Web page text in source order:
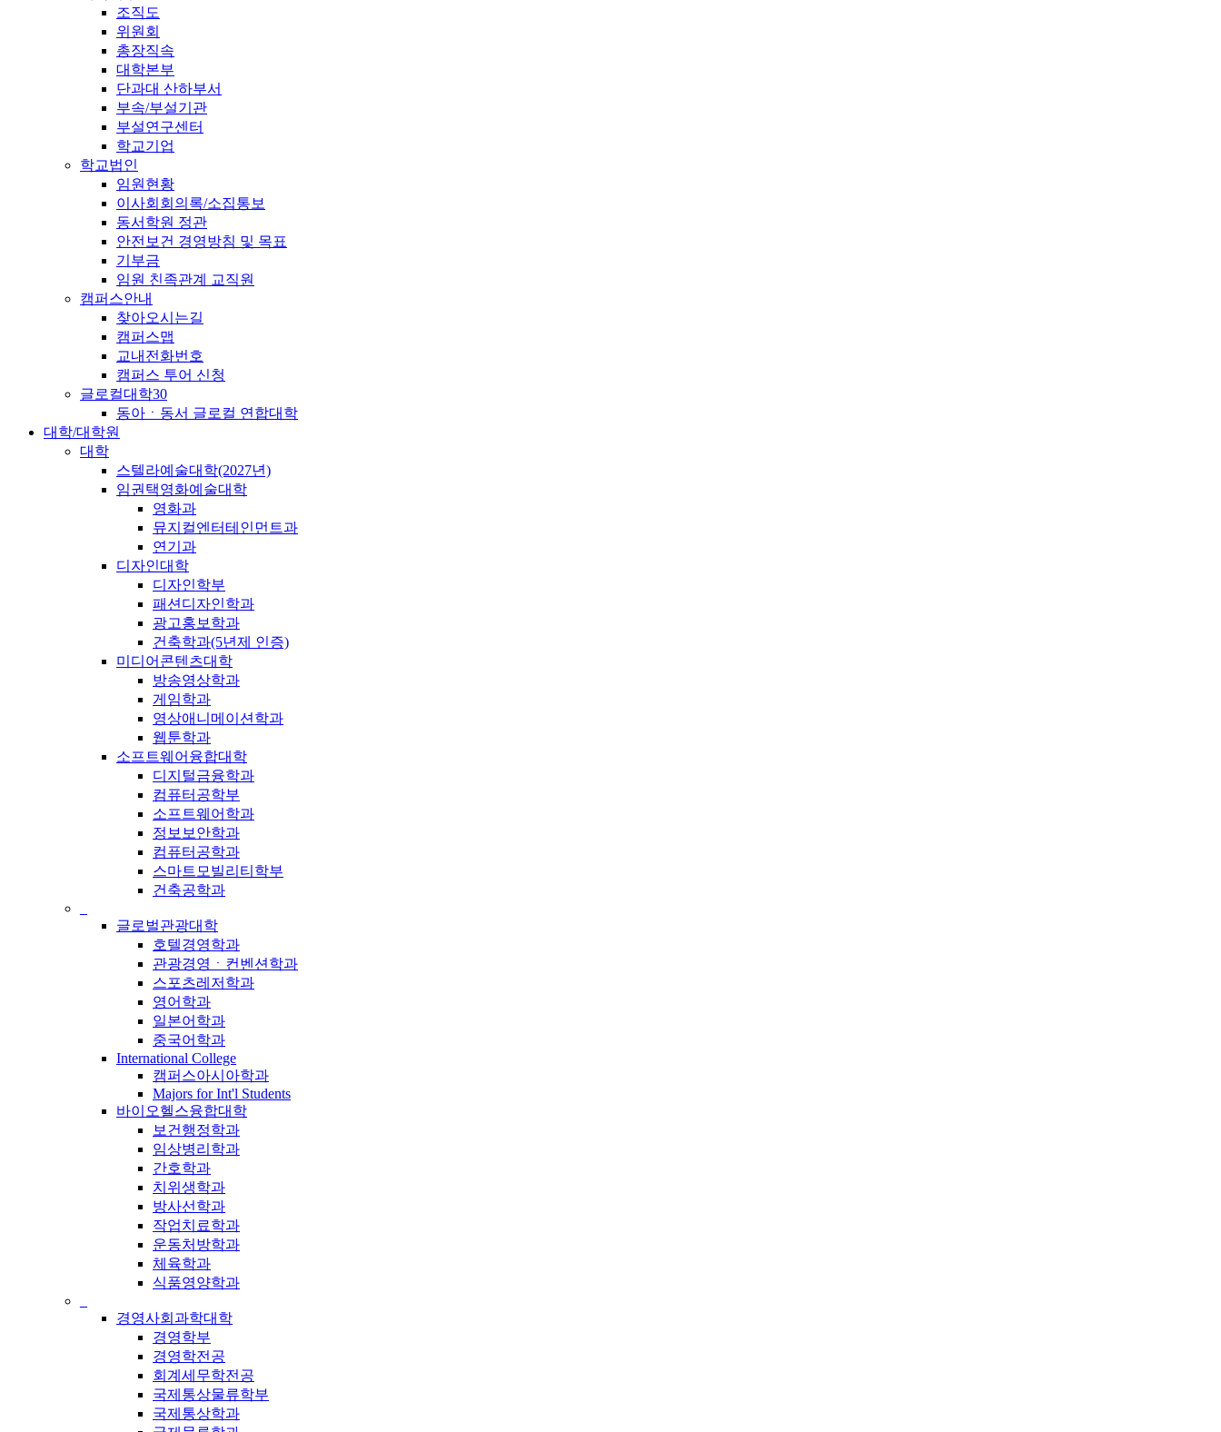
조직도
위원회
총장직속
대학본부
단과대 산하부서
부속/부설기관
부설연구센터
학교기업
학교법인
임원현황
이사회회의록/소집통보
동서학원 정관
안전보건 경영방침 및 목표
기부금
임원 친족관계 교직원
캠퍼스안내
찾아오시는길
캠퍼스맵
교내전화번호
캠퍼스 투어 신청
글로컬대학30
동아ㆍ동서 글로컬 연합대학
대학/대학원
대학
스텔라예술대학(2027년)
임권택영화예술대학
영화과
뮤지컬엔터테인먼트과
연기과
디자인대학
디자인학부
패션디자인학과
광고홍보학과
건축학과(5년제 인증)
미디어콘텐츠대학
방송영상학과
게임학과
영상애니메이션학과
웹툰학과
소프트웨어융합대학
디지털금융학과
컴퓨터공학부
소프트웨어학과
정보보안학과
컴퓨터공학과
스마트모빌리티학부
건축공학과
글로벌관광대학
호텔경영학과
관광경영ㆍ컨벤션학과
스포츠레저학과
영어학과
일본어학과
중국어학과
International College
캠퍼스아시아학과
Majors for Int'l Students
바이오헬스융합대학
보건행정학과
임상병리학과
간호학과
치위생학과
방사선학과
작업치료학과
운동처방학과
체육학과
식품영양학과
경영사회과학대학
경영학부
경영학전공
회계세무학전공
국제통상물류학부
국제통상학과